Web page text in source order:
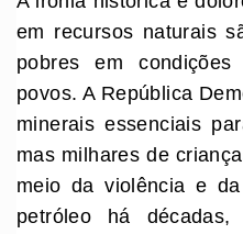
em recursos naturais
pobres em
povos. A República
minerais essenciais
mas milhares de
meio da violência e
petróleo há